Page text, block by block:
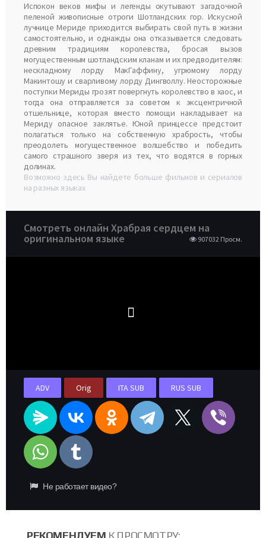
Испокон веков мифы и легенды окутывают загадочной
пеленой живописные отроги Шотландских гор. Искусной
лучнице Мериде приходится выбирать свой путь в жизни
самостоятельно, и однажды она отказывается следовать
древним традициям королевства, бросая вызов
могущественным шотландским кланам и их предводителям:
нескладному лорду МакГаффину, угрюмому лорду
Макинтошу и сварливому лорду Дингволлу. Неосторожные
поступки Мериды грозят повергнуть королевство в хаос, и
тогда она отправляется за советом к эксцентричной
отшельнице, которая вместо помощи накладывает на
Мериду опасное заклятье. Юной принцессе предстоит
полагаться только на собственную храбрость, чтобы
преодолеть могущественное волшебство и победить
самого страшного зверя из тех, что водятся в горных
долинах.
Возможно здесь Вы найдете больше фильмов и сериалов
на разных языках
Смотреть онлайн Храбрая сердцем на
оригинальном языке 907032 Просм.
ADV Orig ITA SUB RUS SUB
Не работает видео?
РЕКОМЕНДУЕМ К ПРОСМОТРУ: